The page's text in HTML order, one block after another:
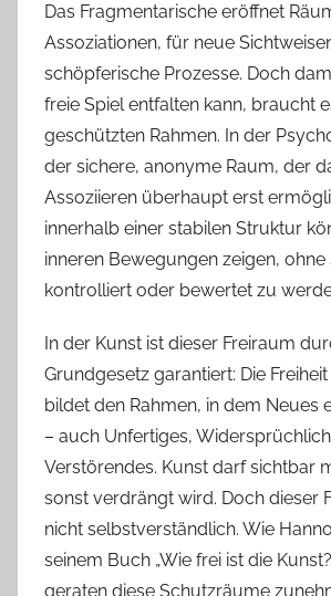
Das Fragmentarische eröffnet
Assoziationen, für neue
schöpferische Prozesse. Doch
freie Spiel entfalten kann, braucht
geschützten Rahmen. In der
der sichere, anonyme Raum, der
Assoziieren überhaupt erst
innerhalb einer stabilen Struktur
inneren Bewegungen zeigen,
kontrolliert oder bewertet zu
In der Kunst ist dieser Freiraum
Grundgesetz garantiert: Die
bildet den Rahmen, in dem Neues
– auch Unfertiges,
Verstörendes. Kunst darf sichtbar
sonst verdrängt wird. Doch dieser
nicht selbstverständlich. Wie
seinem Buch „Wie frei ist die
geraten diese Schutzräume